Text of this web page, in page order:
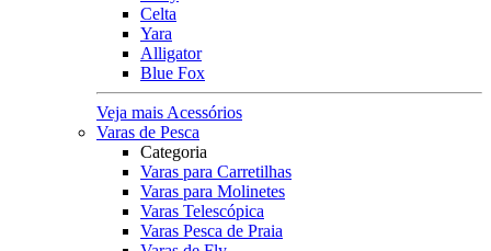
Celta
Yara
Alligator
Blue Fox
Veja mais Acessórios
Varas de Pesca
Categoria
Varas para Carretilhas
Varas para Molinetes
Varas Telescópica
Varas Pesca de Praia